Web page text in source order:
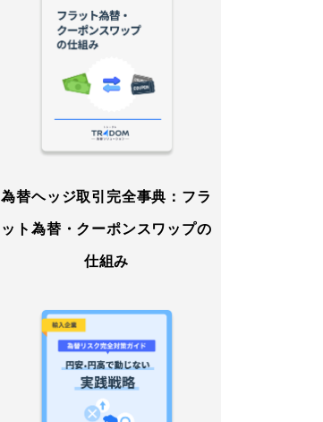
為替ヘッジ取引完全事典：フラ
ット為替・クーポンスワップの
仕組み